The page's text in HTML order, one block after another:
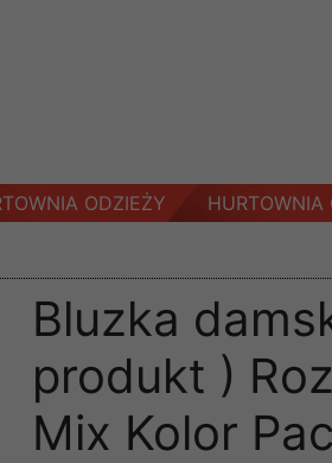
ODZIEŻY HURTOWNIA
Bluzka
produkt )
Mix Kolor